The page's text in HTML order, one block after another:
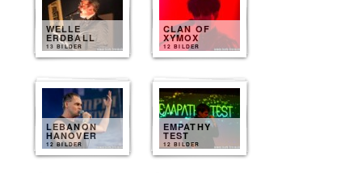
WELLE
ERDBALL
13 BILDER
CLAN OF
XYMOX
12 BILDER
LEBANON
HANOVER
12 BILDER
EMPATHY
TEST
12 BILDER